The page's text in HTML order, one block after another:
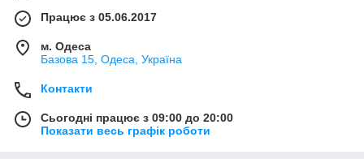
Працює з 05.06.2017
м. Одеса
Базова 15, Одеса, Україна
Контакти
Сьогодні працює з 09:00 до 20:00
Показати весь графік роботи